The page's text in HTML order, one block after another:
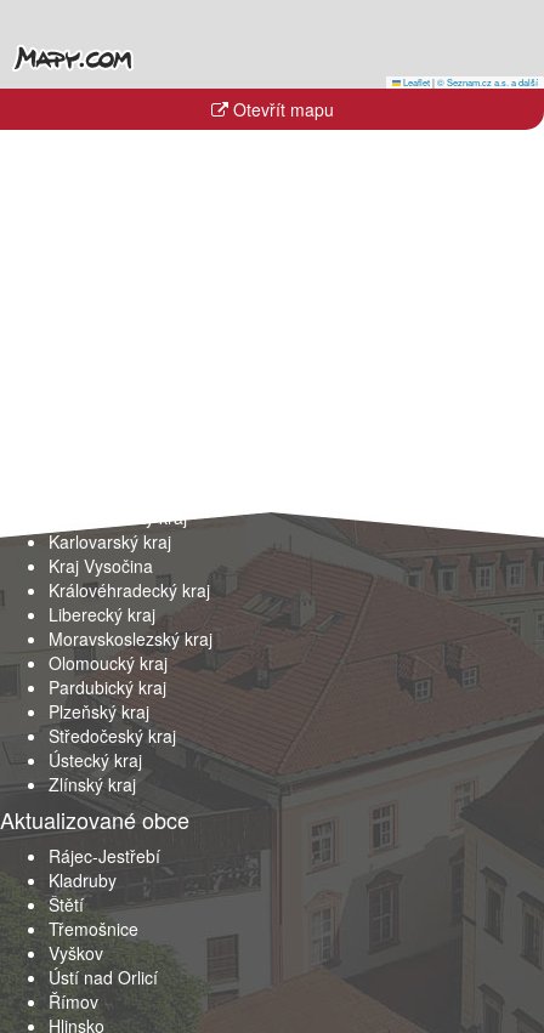
Leaflet|© Seznam.cz a.s. a další
Otevřít mapu
Jihomoravský kraj
Karlovarský kraj
Kraj Vysočina
Královéhradecký kraj
Liberecký kraj
Moravskoslezský kraj
Olomoucký kraj
Pardubický kraj
Plzeňský kraj
Středočeský kraj
Ústecký kraj
Zlínský kraj
Aktualizované obce
Rájec-Jestřebí
Kladruby
Štětí
Třemošnice
Vyškov
Ústí nad Orlicí
Římov
Hlinsko